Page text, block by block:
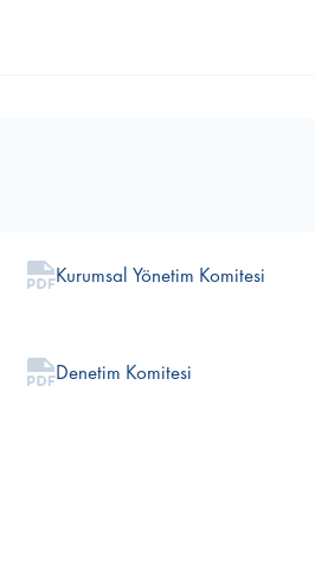
Kurumsal Yönetim Komitesi
Denetim Komitesi